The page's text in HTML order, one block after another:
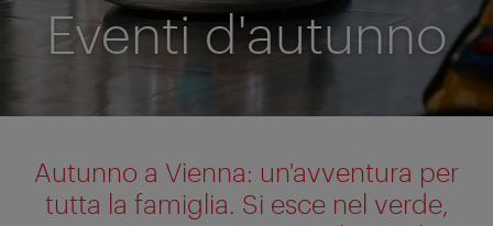
Eventi d'autunno
Autunno a Vienna: un'avventura per
tutta la famiglia. Si esce nel verde,